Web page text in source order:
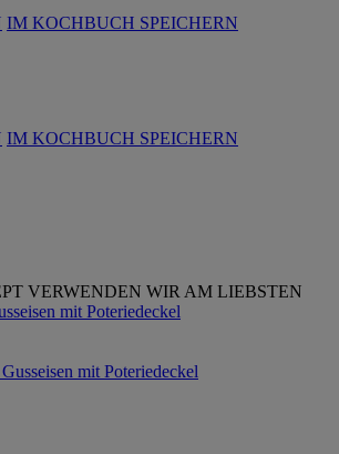
IM KOCHBUCH SPEICHERN
IM KOCHBUCH SPEICHERN
VERWENDEN WIR AM LIEBSTEN
mit Poteriedeckel